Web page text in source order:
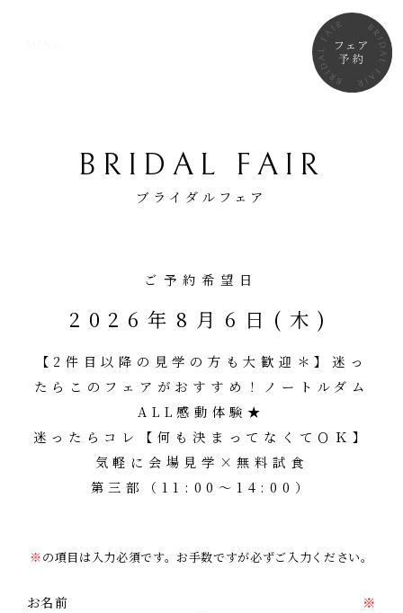
BRIDAL FAIR
ブライダルフェア
ご予約希望日
2026年8月6日(木)
【2件目以降の見学の方も大歓迎＊】迷っ
たらこのフェアがおすすめ！ノートルダム
ALL感動体験★
迷ったらコレ【何も決まってなくてＯＫ】
気軽に会場見学×無料試食
第三部（11:00～14:00）
※の項目は入力必須です。お手数ですが必ずご入力ください。
お名前 ※